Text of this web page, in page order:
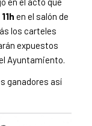
en el salón de
los carteles
expuestos
Ayuntamiento.
ganadores así